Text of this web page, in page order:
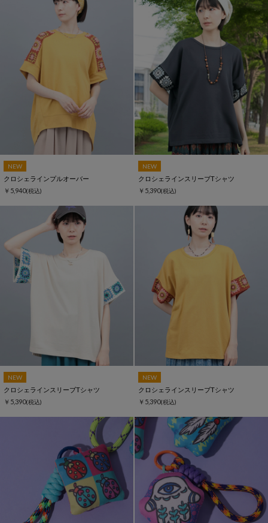
NEW
クロシェラインプルオーバー
￥5,940(税込)
NEW
クロシェラインスリーブTシャツ
￥5,390(税込)
NEW
クロシェラインスリーブTシャツ
￥5,390(税込)
NEW
クロシェラインスリーブTシャツ
￥5,390(税込)